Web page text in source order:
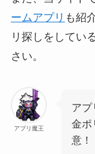
ームアプリ も紹
リ探しをしてい
さい。
アプリ魔王
アプ
金ポ
意！